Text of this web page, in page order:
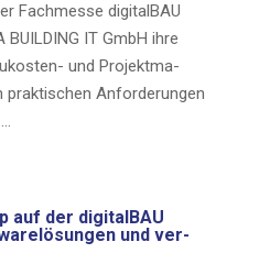
Fach­mes­se digi­tal­BAU
IT GmbH ihre
und Pro­jekt­ma­
prak­ti­schen Anfor­de­run­gen
auf der digi­tal­BAU
und ver­